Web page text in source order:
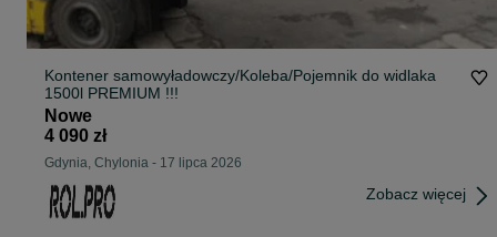
Kontener samowyładowczy/Koleba/Pojemnik do widlaka
1500l PREMIUM !!!
Nowe
4 090 zł
Gdynia, Chylonia - 17 lipca 2026
Zobacz więcej